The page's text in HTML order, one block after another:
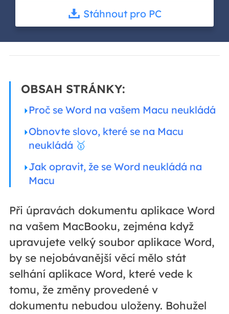
Stáhnout pro PC
OBSAH STRÁNKY:
Proč se Word na vašem Macu neukládá
Obnovte slovo, které se na Macu
neukládá 🥇
Jak opravit, že se Word neukládá na
Macu
Při úpravách dokumentu aplikace Word
na vašem MacBooku, zejména když
upravujete velký soubor aplikace Word,
by se nejobávanější věcí mělo stát
selhání aplikace Word, které vede k
tomu, že změny provedené v
dokumentu nebudou uloženy. Bohužel